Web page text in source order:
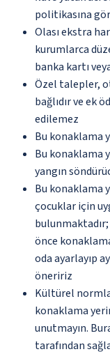
politikasına
Olası ekstra
kurumlarca
banka kartı
Özel talepler,
bağlıdır ve ek
edilemez
Bu konaklama
Bu konaklama
yangın
Bu konaklama
çocuklar için
bulunmaktadır;
önce
oda ayarlayıp
öneririz
Kültürel
konaklama
unutmayın.
tarafından